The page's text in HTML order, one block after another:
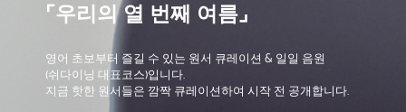
⌜우리의 열 번째 여름⌟
영어 초보부터 즐길 수 있는 원서 큐레이션 & 일일 음원
(쉬다이닝 대표코스)입니다.
지금 핫한 원서들은 깜짝 큐레이션하여 시작 전 공개합니다.